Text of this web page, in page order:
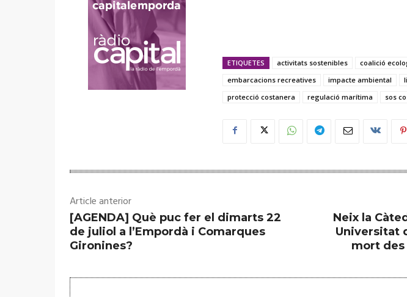
ETIQUETES activitats sostenibles coalició
embarcacions recreatives
impacte ambiental
protecció costanera
regulació marítima sos
Article anterior
[AGENDA] Què puc fer el dimarts 22
de juliol a l’Empordà i Comarques
Gironines?
Neix la
Universitat
mort des